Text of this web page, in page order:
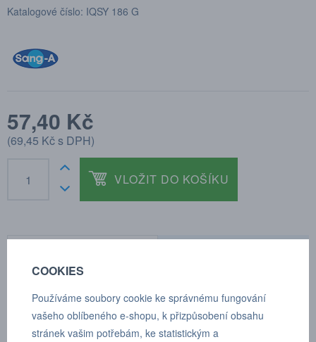
Katalogové číslo: IQSY 186 G
57,40 Kč
(69,45 Kčs DPH)
VLOŽIT DO KOŠÍKU
Y - šroubení otočné, válcový závit s o-kroužkem, vnější šestihran G
1/8”, D 6 mm
COOKIES
Používáme soubory cookie ke správnému fungování
vašeho oblíbeného e-shopu, k přizpůsobení obsahu
stránek vašim potřebám, ke statistickým a